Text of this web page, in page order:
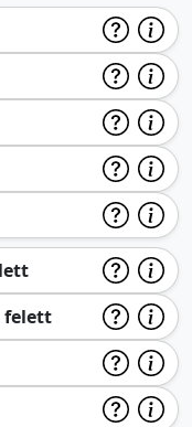
felett